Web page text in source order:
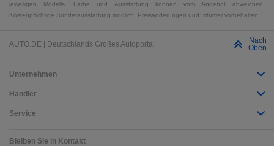
jeweiligen Modells. Farbe und Ausstattung können vom Angebot abweichen.
Kostenpflichtige Sonderausstattung möglich. Preisänderungen und Irrtümer vorbehalten.
AUTO.DE | Deutschlands Großes Autoportal
Nach
Oben
Unternehmen
Händler
Service
Bleiben Sie in Kontakt